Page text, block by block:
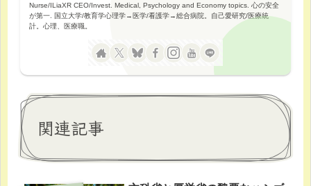
Nurse/ILiaXR CEO/Invest. Medical, Psychology and Economy topics. 心の安全
が第一. 国立大学/教育学心理学→医学/看護学→総合病院。自己愛研究/医療統
計。心理、医療職。
関連記事